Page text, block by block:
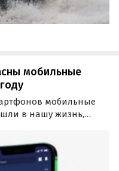
мобильные
мобильные
в нашу жизнь,